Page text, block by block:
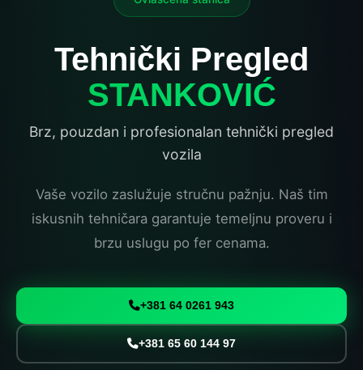
Tehnički Pregled
STANKOVIĆ
Brz, pouzdan i profesionalan tehnički pregled
vozila
Vaše vozilo zaslužuje stručnu pažnju. Naš tim
iskusnih tehničara garantuje temeljnu proveru i
brzu uslugu po fer cenama.
+381 64 0261 943
+381 65 60 144 97